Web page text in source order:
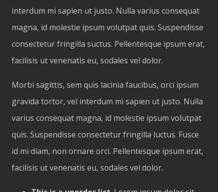
interdum mi sapien ut justo. Nulla varius consequat
magna, id molestie ipsum volutpat quis. Suspendisse
consectetur fringilla suctus. Pellentesque ipsum erat,
facilisis ut venenatis eu, sodales vel dolor.
Morbi sagittis, sem quis lacinia faucibus, orci ipsum
gravida tortor, vel interdum mi sapien ut justo. Nulla
varius consequat magna, id molestie ipsum volutpat
quis. Suspendisse consectetur fringilla luctus. Fusce
id mi diam, non ornare orci. Pellentesque ipsum erat,
facilisis ut venenatis eu, sodales vel dolor.